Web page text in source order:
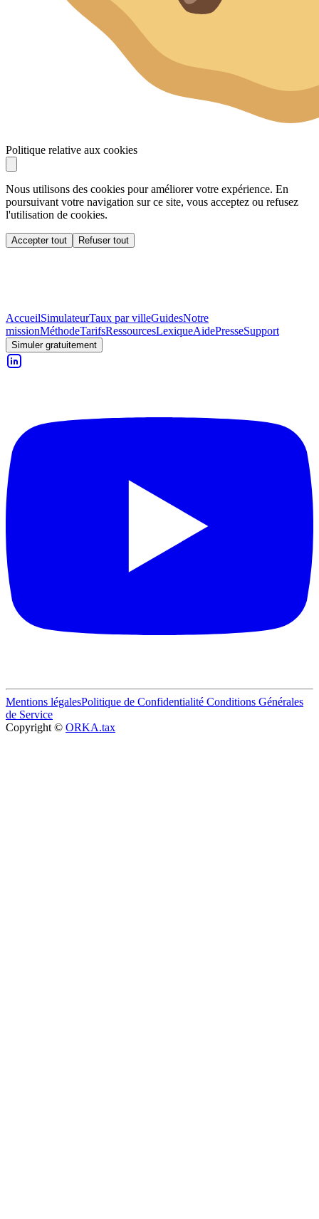
Politique relative aux cookies
Nous utilisons des cookies pour améliorer votre expérience. En
poursuivant votre navigation sur ce site, vous acceptez ou refusez
l'utilisation de cookies.
Accepter tout Refuser tout
AccueilSimulateurTaux par villeGuidesNotre
missionMéthodeTarifsRessourcesLexiqueAidePresseSupport
Simuler gratuitement
Mentions légalesPolitique de Confidentialité Conditions Générales
de Service
Copyright © ORKA.tax